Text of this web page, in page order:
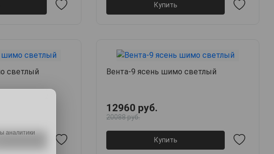
Купить
светлый Вента-9 ясень шимо светлый
12960 руб.
20088 руб.
Купить
аналитики